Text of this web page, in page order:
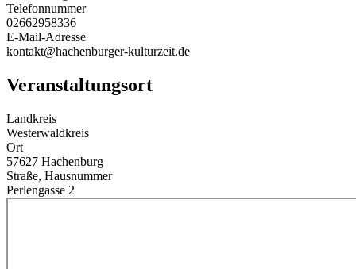
Telefonnummer
02662958336
E-Mail-Adresse
kontakt@hachenburger-kulturzeit.de
Veranstaltungsort
Landkreis
Westerwaldkreis
Ort
57627 Hachenburg
Straße, Hausnummer
Perlengasse 2